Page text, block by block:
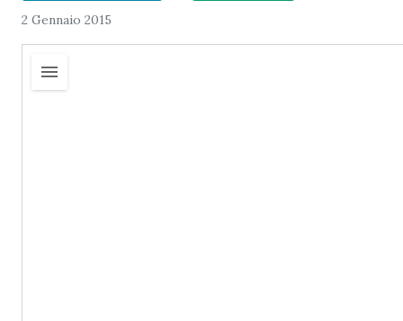
2 Gennaio 2015